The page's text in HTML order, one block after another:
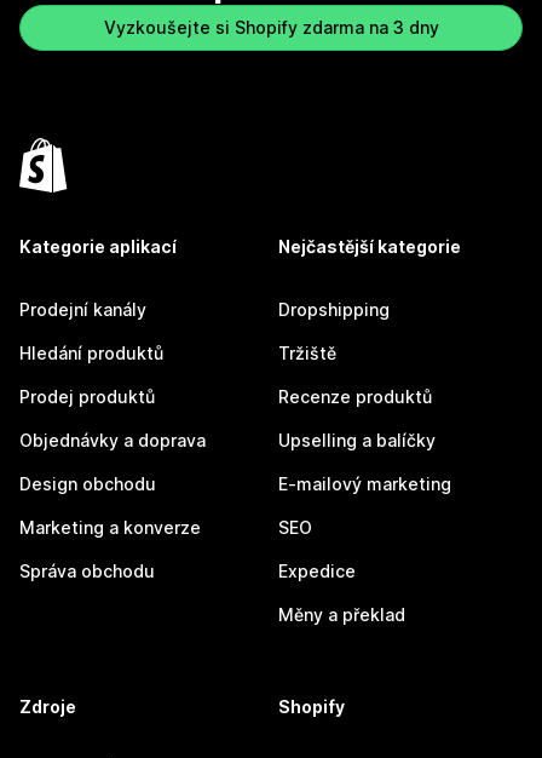
Vyzkoušejte si Shopify zdarma na 3 dny
Kategorie aplikací
Prodejní kanály
Hledání produktů
Prodej produktů
Objednávky a doprava
Design obchodu
Marketing a konverze
Správa obchodu
Nejčastější kategorie
Dropshipping
Tržiště
Recenze produktů
Upselling a balíčky
E-mailový marketing
SEO
Expedice
Měny a překlad
Zdroje Shopify